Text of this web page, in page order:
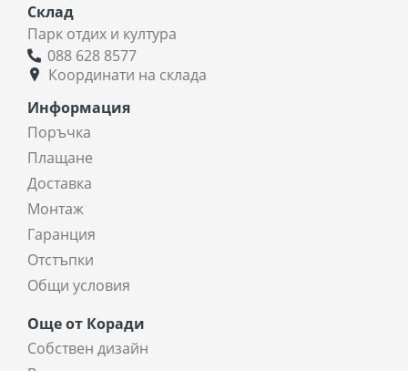
Склад
Парк отдих и култура
088 628 8577
Координати на склада
Информация
Поръчка
Плащане
Доставка
Монтаж
Гаранция
Отстъпки
Общи условия
Още от Коради
Собствен дизайн